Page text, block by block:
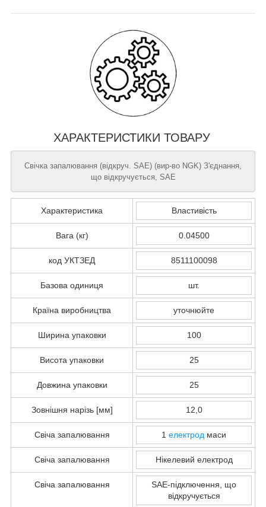
ХАРАКТЕРИСТИКИ ТОВАРУ
Свічка запалювання (відкруч. SAE) (вир-во NGK) З'єднання,
що відкручується, SAE
Характеристика Властивість
Вага (кг) 0.04500
код УКТЗЕД 8511100098
Базова одиниця шт.
Країна виробництва уточнюйте
Ширина упаковки 100
Висота упаковки 25
Довжина упаковки 25
Зовнішня нарізь [мм] 12,0
Свіча запалювання 1 електрод маси
Свіча запалювання Нікелевий електрод
Свіча запалювання
SAE-підключення, що
відкручується